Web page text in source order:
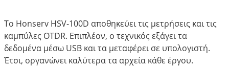
Το Honserv HSV-100D αποθηκεύει τις μετρήσεις και τις
καμπύλες OTDR. Επιπλέον, ο τεχνικός εξάγει τα
δεδομένα μέσω USB και τα μεταφέρει σε υπολογιστή.
Έτσι, οργανώνει καλύτερα τα αρχεία κάθε έργου.